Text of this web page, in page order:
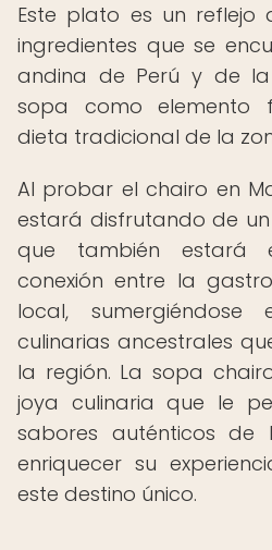
Este plato es un reflejo
ingredientes que se
andina de Perú y de
sopa como elemento
dieta tradicional de la
Al probar el chairo en
estará disfrutando de
que también estará
conexión entre la
local, sumergiéndose
culinarias ancestrales
la región. La sopa
joya culinaria que le
sabores auténticos
enriquecer su
este destino único.